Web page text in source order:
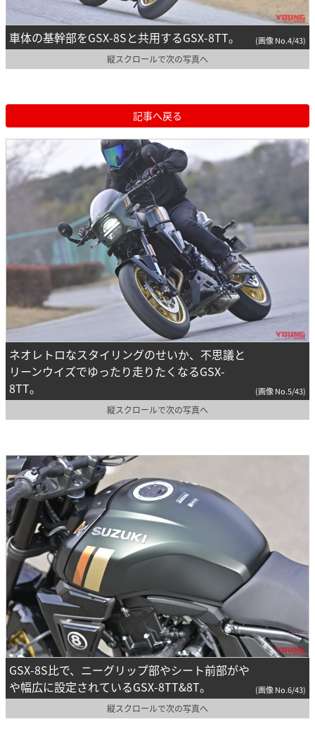
車体の基幹部をGSX-8Sと共用するGSX-8TT。 (画像 No.4/43)
縦スクロールで次の写真へ
記事へ戻る
ネオレトロなスタイリングのせいか、不思議と
リーンウイズでゆったり走りたくなるGSX-
8TT。
(画像 No.5/43)
縦スクロールで次の写真へ
GSX-8S比で、ニーグリップ部やシート前部がや
や幅広に設定されているGSX-8TT&8T。
(画像 No.6/43)
縦スクロールで次の写真へ